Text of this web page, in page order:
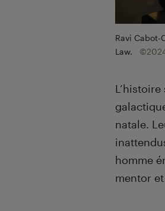
Ravi Cabot-
Law.
natale.
homme
mentor